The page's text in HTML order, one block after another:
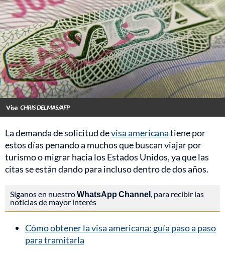
Visa CHRIS DELMAS/AFP
La demanda de solicitud devisa americanatiene por
estos días penando a muchos que buscan viajar por
turismo o migrar hacia los Estados Unidos, ya que las
citas se están dando para incluso dentro de dos años.
Síganos en nuestroWhatsApp Channel, para recibir las
noticias de mayor interés
Cómo obtener la visa americana: guía paso a paso
para tramitarla